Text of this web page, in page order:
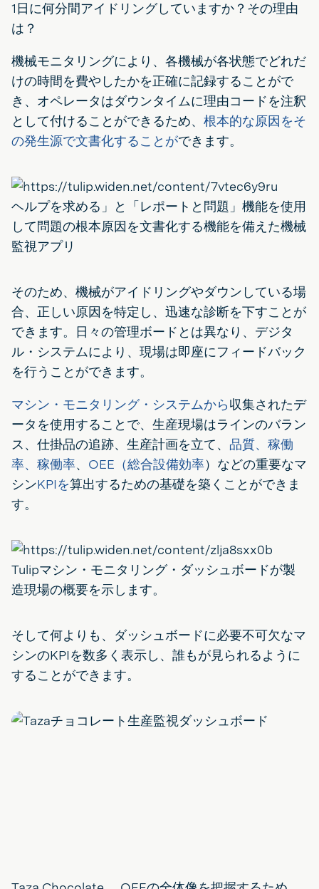
1日に何分間アイドリングしていますか？その理由
は？
機械モニタリングにより、各機械が各状態でどれだ
けの時間を費やしたかを正確に記録することがで
き、オペレータはダウンタイムに理由コードを注釈
として付けることができるため、 根本的な原因をそ
の発生源で文書化することができます。
ヘルプを求める」と「レポートと問題」機能を使用
して問題の根本原因を文書化する機能を備えた機械
監視アプリ
そのため、機械がアイドリングやダウンしている場
合、正しい原因を特定し、迅速な診断を下すことが
できます。日々の管理ボードとは異なり、デジタ
ル・システムにより、現場は即座にフィードバック
を行うことができます。
マシン・モニタリング・システムから収集されたデ
ータを使用することで、生産現場はラインのバラン
ス、仕掛品の追跡、生産計画を立て、 品質、稼働
率、稼働率、 OEE（総合設備効率）などの重要なマ
シンKPIを算出するための基礎を築くことができま
す。
Tulipマシン・モニタリング・ダッシュボードが製
造現場の概要を示します。
そして何よりも、ダッシュボードに必要不可欠なマ
シンのKPIを数多く表示し、誰もが見られるように
することができます。